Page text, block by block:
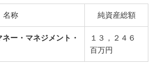
名称 純資産総額
ー・マネジメント・
１３，２４６
百万円